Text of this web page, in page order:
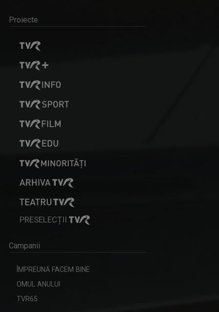
Proiecte
PRESELECȚII
Campanii
ÎMPREUNĂ FACEM BINE
OMUL ANULUI
TVR65